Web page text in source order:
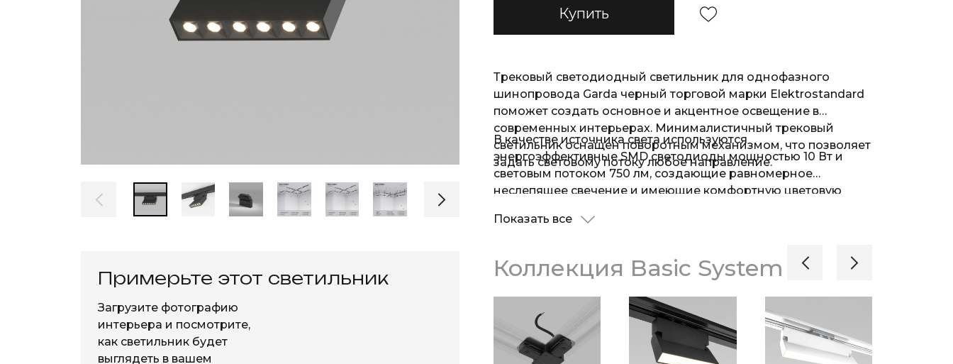
Примерьте этот светильник
Загрузите фотографию
интерьера и посмотрите,
как светильник будет
выглядеть в вашем
Купить
Трековый светодиодный светильник для однофазного
шинопровода Garda черный торговой марки Elektrostandard
поможет создать основное и акцентное освещение в
современных интерьерах. Минималистичный трековый
светильник оснащен поворотным механизмом, что позволяет
задать световому потоку любое направление.
В качестве источника света используются
энергоэффективные SMD светодиоды мощностью 10 Вт и
световым потоком 750 лм, создающие равномерное
неслепящее свечение и имеющие комфортную цветовую
основного материала светильника используется легкий и
воздействиям.
Показать все
Коллекция Basic System